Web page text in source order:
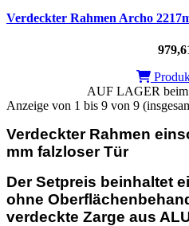
Verdeckter Rahmen Archo
AUF LAGER beim
Anzeige von 1 bis 9 von 9
Verdeckter Rahmen
mm falzloser Tür
Der Setpreis beinhaltet
ohne
verdeckte Zarge aus